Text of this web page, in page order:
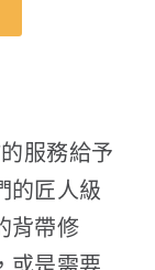
服務給予
的匠人級
背帶修